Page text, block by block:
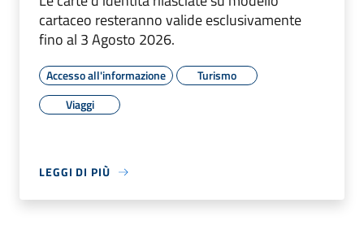
cartaceo resteranno valide esclusivamente
fino al 3 Agosto 2026.
Accesso all'informazione
Turismo
Viaggi
LEGGI DI PIÙ